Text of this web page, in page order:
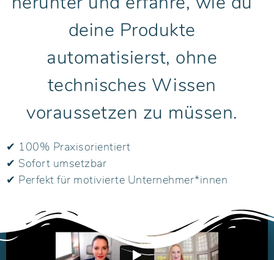
deine Produkte
automatisierst, ohne
technisches Wissen
voraussetzen zu müssen.
✔ 100% Praxisorientiert
✔ Sofort umsetzbar
✔ Perfekt für motivierte Unternehmer*innen